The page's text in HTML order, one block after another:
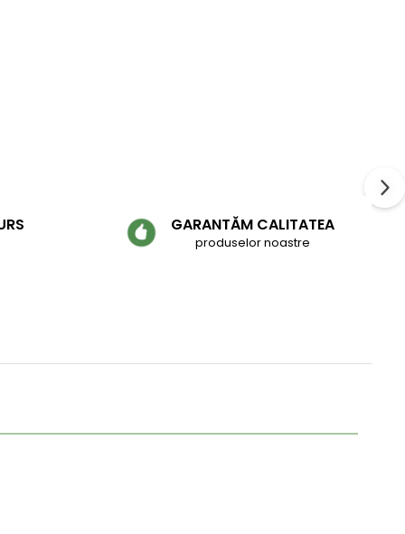
GARANTĂM CALITATEA
produselor noastre